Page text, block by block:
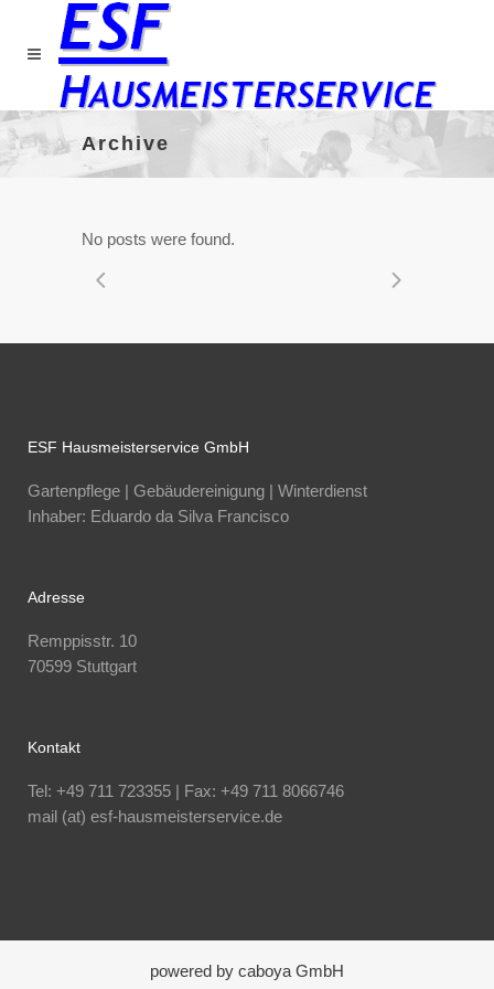
Archive
No posts were found.
ESF Hausmeisterservice GmbH
Gartenpflege | Gebäudereinigung | Winterdienst
Inhaber: Eduardo da Silva Francisco
Adresse
Remppisstr. 10
70599 Stuttgart
Kontakt
Tel: +49 711 723355 | Fax: +49 711 8066746
mail (at) esf-hausmeisterservice.de
powered by caboya GmbH